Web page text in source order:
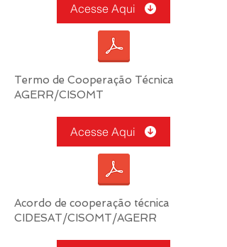
Acesse Aqui
Termo de Cooperação Técnica
AGERR/CISOMT
Acesse Aqui
Acordo de cooperação técnica
CIDESAT/CISOMT/AGERR